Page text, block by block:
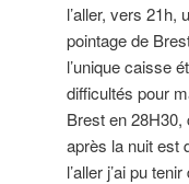
l’aller, vers
pointage de
l’unique caisse
difficultés pour
Brest en
après la nuit est
l’aller j’ai pu